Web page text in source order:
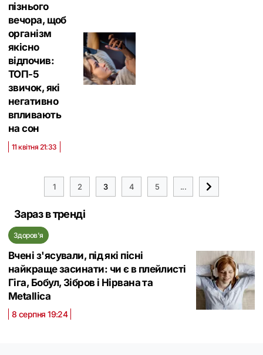
пізнього
вечора, щоб
організм
якісно
відпочив:
ТОП-5
звичок, які
негативно
впливають
на сон
11 квітня 21:33
1 2 3 4 5 ...
Зараз в тренді
Здоров'я
Вчені з'ясували, під які пісні
найкраще засинати: чи є в плейлисті
Гіга, Бобул, Зібров і Нірвана та
Metallica
8 серпня 19:24